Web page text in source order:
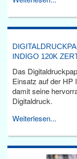
INDIGO 120K
Das
Einsatz auf der HP
damit seine
Digitaldruck.
Weiterlesen...